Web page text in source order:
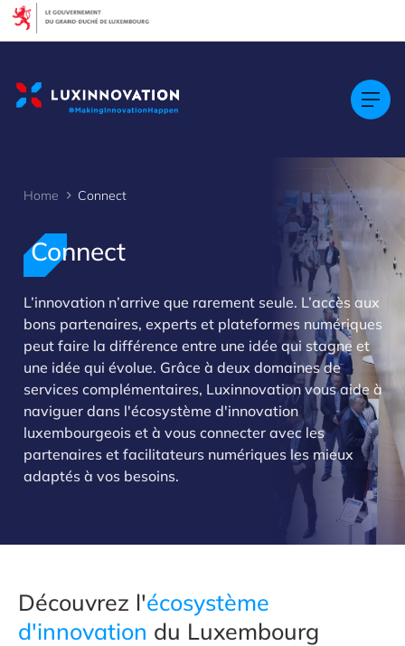
Home Connect
Connect
L’innovation n’arrive que rarement seule. L’accès aux
bons partenaires, experts et plateformes numériques
peut faire la différence entre une idée qui stagne et
une idée qui évolue. Grâce à deux domaines de
services complémentaires, Luxinnovation vous aide à
naviguer dans l'écosystème d'innovation
luxembourgeois et à vous connecter avec les
partenaires et facilitateurs numériques les mieux
adaptés à vos besoins.
Découvrez l'écosystème
d'innovation du Luxembourg
Cookies management panel